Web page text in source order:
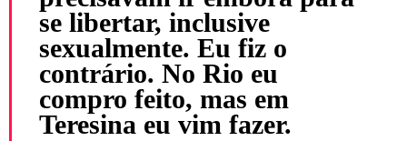
se libertar, inclusive
sexualmente. Eu fiz o
contrário. No Rio eu
compro feito, mas em
Teresina eu vim fazer.